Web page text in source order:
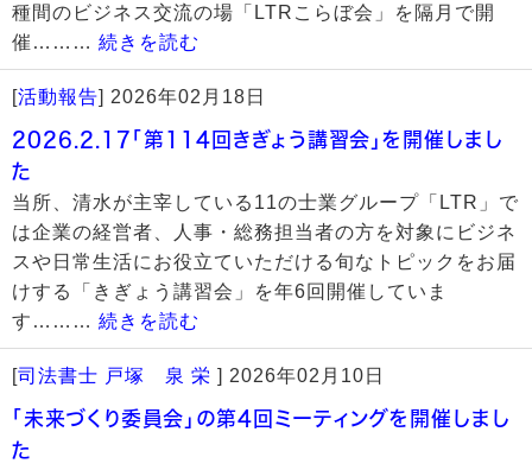
種間のビジネス交流の場「LTRこらぼ会」を隔月で開
催……… 続きを読む
[活動報告] 2026年02月18日
2026.2.17「第114回きぎょう講習会」を開催しまし
た
当所、清水が主宰している11の士業グループ「LTR」で
は企業の経営者、人事・総務担当者の方を対象にビジネ
スや日常生活にお役立ていただける旬なトピックをお届
けする「きぎょう講習会」を年6回開催していま
す……… 続きを読む
[司法書士 戸塚 泉 栄 ] 2026年02月10日
「未来づくり委員会」の第4回ミーティングを開催しまし
た